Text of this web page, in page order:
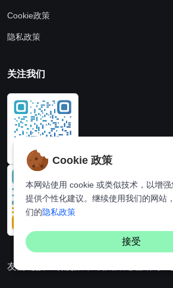
Cookie政策
隐私政策
关注我们
友情链接：
Cookie 政策
本网站使用 cookie 或类似技术，以增
提供个性化建议。继续使用我们的网站
们的隐私政策
接受